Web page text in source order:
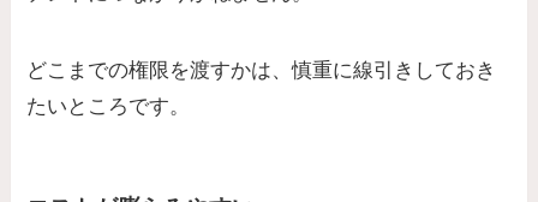
どこまでの権限を渡すかは、慎重に線引きしておき
たいところです。